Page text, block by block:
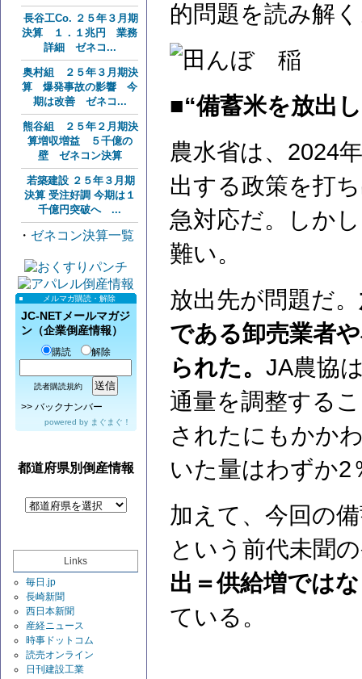
長谷工Co. ２５年３月期
決算 １．１兆円 業務
詳細 ゼネコ...
奥村組 ２５年３月期決
算 爆発事故の影響 今
期は改善 ゼネコ...
熊谷組 ２５年２月期決
算増収増益 ５千億の
壁 ゼネコン決算
若築建設 ２５年３月期
決算 受注好調 今期は１
千億円突破へ ...
・ ゼネコン決算一覧
メルマガ購読・解除
JC-NETメールマガジ
ン（企業倒産情報）
購読 解除
読者購読規約
>> バックナンバー
powered by まぐまぐ！
都道府県別倒産情報
Links
毎日.jp
長崎新聞
西日本新聞
産経ニュース
時事ドットコム
読売オンライン
日刊建設工業
的問題を読み解
■“備蓄米を放出
農水省は、2024
出する政策を打
急対応だ。しか
難い。
放出先が問題だ。
である卸売業者
られた。 JA農協
通量を調整する
されたにもかか
いた量はわずか2
加えて、今回の
という前代未聞
出＝供給増では
ている。